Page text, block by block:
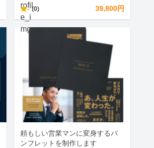
- (0) 39,800円
頼もしい営業マンに変身するパ
ンフレットを制作します